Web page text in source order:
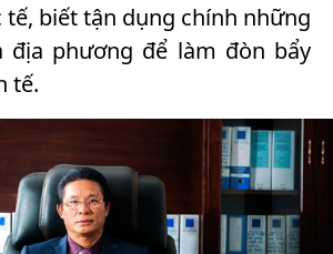
biết tận dụng chính những
địa phương để làm đòn bẩy
tế.